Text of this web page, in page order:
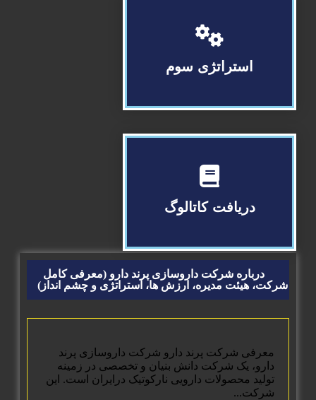
استراتژی سوم
تولید سود بهینه محور
دریافت کاتالوگ
لیست کامل محصولات
درباره شرکت داروسازی پرند دارو (معرفی کامل
شرکت، هیئت مدیره، ارزش ها، استراتژی و چشم انداز)
معرفی شرکت پرند دارو شرکت داروسازی پرند
دارو، یک شرکت دانش بنیان و تخصصی در زمینه
تولید محصولات دارویی نارکوتیک درایران است. این
شرکت...